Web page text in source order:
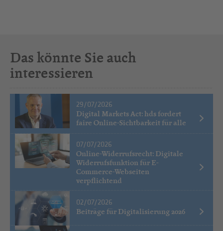
Das könnte Sie auch
interessieren
29/07/2026
Digital Markets Act: hds fordert
faire Online-Sichtbarkeit für alle
07/07/2026
Online-Widerrufsrecht: Digitale
Widerrufsfunktion für E-
Commerce-Webseiten
verpflichtend
02/07/2026
Beiträge für Digitalisierung 2026